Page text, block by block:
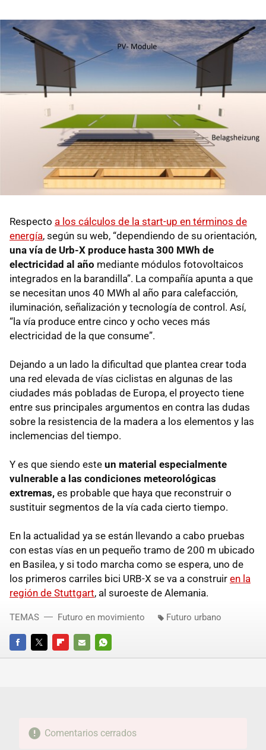
Respecto a los cálculos de la start-up en términos de
energía, según su web, “dependiendo de su orientación,
una vía de Urb-X produce hasta 300 MWh de
electricidad al año mediante módulos fotovoltaicos
integrados en la barandilla”. La compañía apunta a que
se necesitan unos 40 MWh al año para calefacción,
iluminación, señalización y tecnología de control. Así,
“la vía produce entre cinco y ocho veces más
electricidad de la que consume”.
Dejando a un lado la dificultad que plantea crear toda
una red elevada de vías ciclistas en algunas de las
ciudades más pobladas de Europa, el proyecto tiene
entre sus principales argumentos en contra las dudas
sobre la resistencia de la madera a los elementos y las
inclemencias del tiempo.
Y es que siendo este un material especialmente
vulnerable a las condiciones meteorológicas
extremas, es probable que haya que reconstruir o
sustituir segmentos de la vía cada cierto tiempo.
En la actualidad ya se están llevando a cabo pruebas
con estas vías en un pequeño tramo de 200 m ubicado
en Basilea, y si todo marcha como se espera, uno de
los primeros carriles bici URB-X se va a construir en la
región de Stuttgart, al suroeste de Alemania.
FACEBOOKTWITTERFLIPBOARD
E-
WHATSAPP
TEMAS Futuro en movimiento Futuro urbano
Comentarios cerrados